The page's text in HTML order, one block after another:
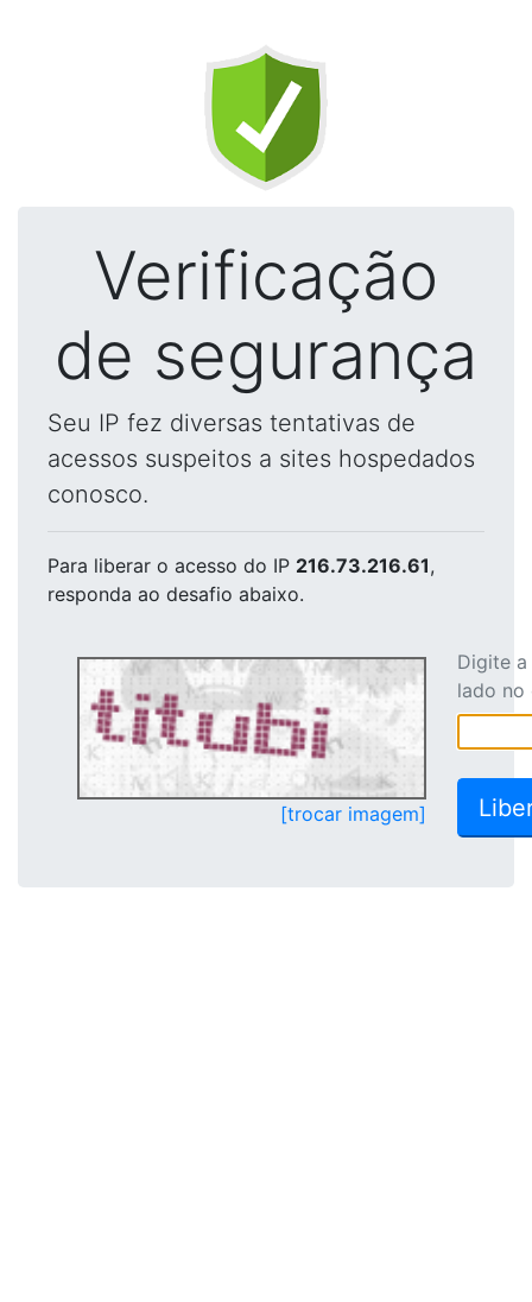
Verificação
de segurança
Seu IP fez diversas tentativas de
acessos suspeitos a sites hospedados
conosco.
Para liberar o acesso do IP 216.73.216.61,
responda ao desafio abaixo.
[trocar imagem]
Digite
lado no